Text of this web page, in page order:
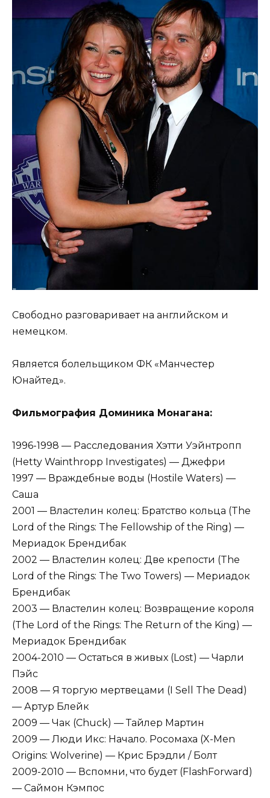
Свободно разговаривает на английском и
немецком.
Является болельщиком ФК «Манчестер
Юнайтед».
Фильмография Доминика Монагана:
1996-1998 — Расследования Хэтти Уэйнтропп
(Hetty Wainthropp Investigates) — Джефри
1997 — Враждебные воды (Hostile Waters) —
Саша
2001 — Властелин колец: Братство кольца (The
Lord of the Rings: The Fellowship of the Ring) —
Мериадок Брендибак
2002 — Властелин колец: Две крепости (The
Lord of the Rings: The Two Towers) — Мериадок
Брендибак
2003 — Властелин колец: Возвращение короля
(The Lord of the Rings: The Return of the King) —
Мериадок Брендибак
2004-2010 — Остаться в живых (Lost) — Чарли
Пэйс
2008 — Я торгую мертвецами (I Sell The Dead)
— Артур Блейк
2009 — Чак (Chuck) — Тайлер Мартин
2009 — Люди Икс: Начало. Росомаха (X-Men
Origins: Wolverine) — Крис Брэдли / Болт
2009-2010 — Вспомни, что будет (FlashForward)
— Саймон Кэмпос